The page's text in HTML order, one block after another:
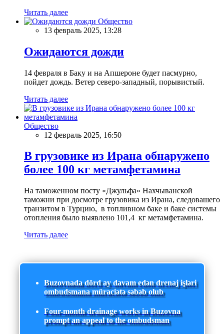
Читать далее
Общество
13 февраль 2025, 13:28
Ожидаются дожди
14 февраля в Баку и на Апшероне будет пасмурно,
пойдет дождь. Ветер северо-западный, порывистый.
Читать далее
Общество
12 февраль 2025, 16:50
В грузовике из Ирана обнаружено
более 100 кг метамфетамина
На таможенном посту «Джульфа» Нахчыванской
таможни при досмотре грузовика из Ирана, следовашего
транзитом в Турцию, в топливном баке и баке системы
отопления было выявлено 101,4 кг метамфетамина.
Читать далее
Buzovnada dörd ay davam edən drenaj işləri
ombudsmana müraciətə səbəb olub
Four-month drainage works in Buzovna
prompt an appeal to the ombudsman